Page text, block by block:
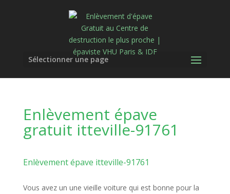
Sélectionner une page
Enlèvement épave
gratuit itteville-91761
Enlèvement épave itteville-91761
Vous avez un une vieille voiture qui est bonne pour la